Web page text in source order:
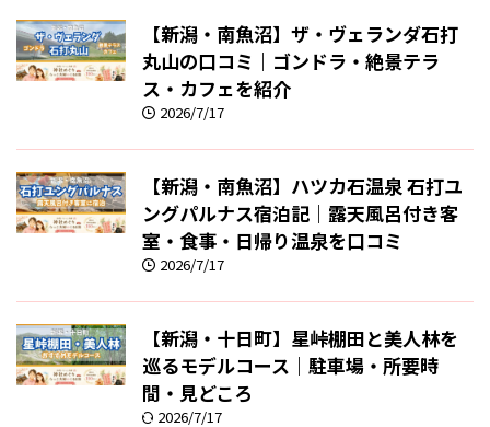
【新潟・南魚沼】ザ・ヴェランダ石打
丸山の口コミ｜ゴンドラ・絶景テラ
ス・カフェを紹介
2026/7/17
【新潟・南魚沼】ハツカ石温泉 石打ユ
ングパルナス宿泊記｜露天風呂付き客
室・食事・日帰り温泉を口コミ
2026/7/17
【新潟・十日町】星峠棚田と美人林を
巡るモデルコース｜駐車場・所要時
間・見どころ
2026/7/17